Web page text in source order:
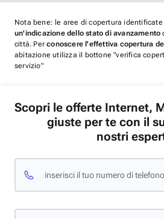
Nota bene: le aree di copertura
un'indicazione dello stato di avanzamento
città. Perconoscere l'effettiva copertura
abitazione utilizza il bottone "verifica
servizio"
Scopri le offerte Internet,
giuste per te con il
nostri
inserisci il tuo numero di telefono